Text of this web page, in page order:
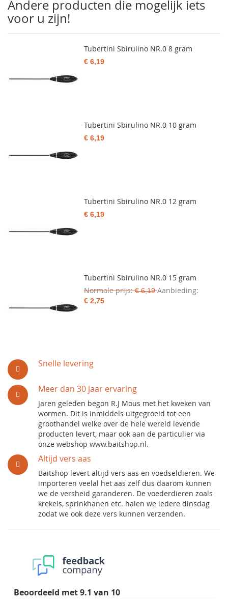
Snelle levering
Meer dan 30 jaar ervaring
Jaren geleden begon R.J Mous met het kweken van
wormen. Dit is inmiddels uitgegroeid tot een
groothandel welke over de hele wereld levende
producten levert, maar ook aan de particulier via
onze webshop www.baitshop.nl.
Altijd vers aas
Baitshop levert altijd vers aas en voedseldieren. We
importeren veelal het aas zelf dus daarom kunnen
we de versheid garanderen. De voederdieren zoals
krekels, sprinkhanen etc. halen we iedere dinsdag
zodat we ook deze vers kunnen verzenden.
Beoordeeld met9.1 van 10
Andere producten die mogelijk iets
voor u zijn!
Tubertini Sbirulino NR.0 8 gram
€ 6,19
Tubertini Sbirulino NR.0 10 gram
€ 6,19
Tubertini Sbirulino NR.0 12 gram
€ 6,19
Tubertini Sbirulino NR.0 15 gram
Normale prijs € 6,19 Aanbieding
€ 2,75